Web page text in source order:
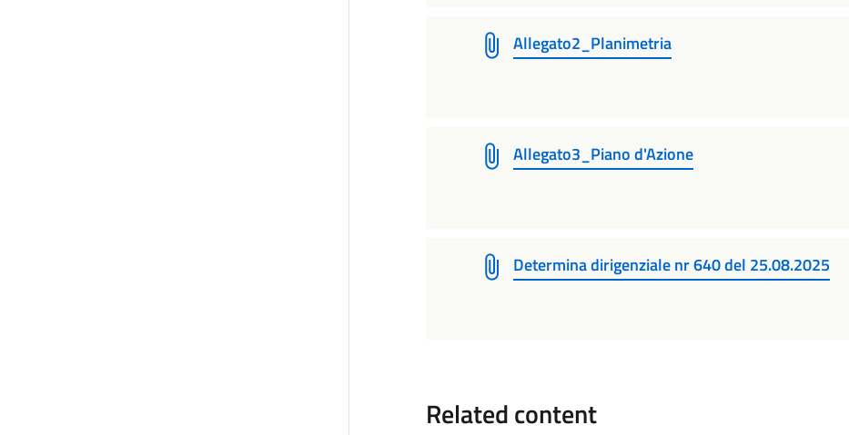
Allegato2_Planimetria
Allegato3_Piano d'Azione
Determina dirigenziale nr 640 del 25.08.2025
Related content